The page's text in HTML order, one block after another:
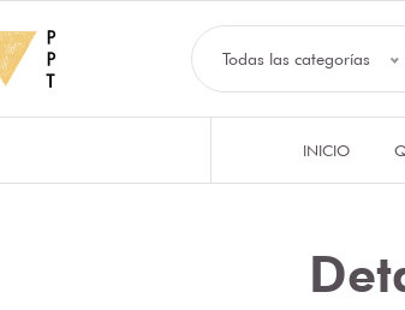
Todas las categorías
INICIO